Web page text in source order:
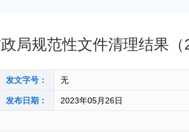
局规范性文件清理结果（
发文字号： 无
发布日期： 2023年05月26日